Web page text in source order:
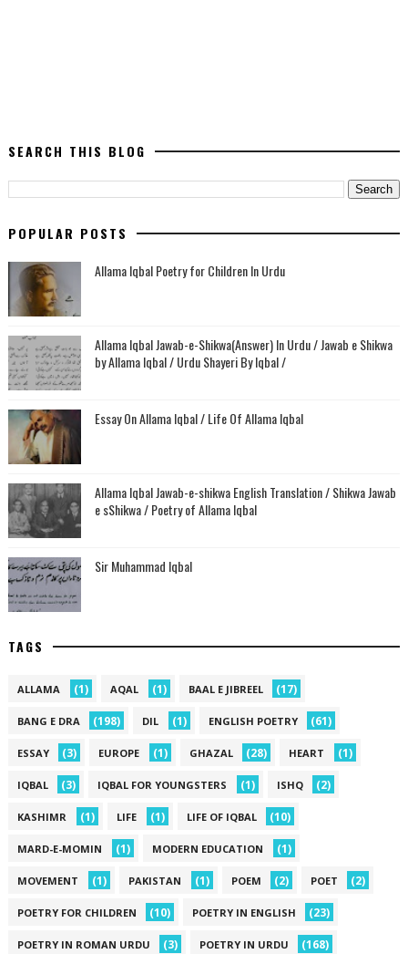
SEARCH THIS BLOG
POPULAR POSTS
Allama Iqbal Poetry for Children In Urdu
Allama Iqbal Jawab-e-Shikwa(Answer) In Urdu / Jawab e Shikwa
by Allama Iqbal / Urdu Shayeri By Iqbal /
Essay On Allama Iqbal / Life Of Allama Iqbal
Allama Iqbal Jawab-e-shikwa English Translation / Shikwa Jawab
e sShikwa / Poetry of Allama Iqbal
Sir Muhammad Iqbal
TAGS
ALLAMA (1) AQAL (1) BAAL E JIBREEL (17)
BANG E DRA (198) DIL (1) ENGLISH POETRY (61)
ESSAY (3) EUROPE (1) GHAZAL (28) HEART (1)
IQBAL (3) IQBAL FOR YOUNGSTERS (1) ISHQ (2)
KASHIMR (1) LIFE (1) LIFE OF IQBAL (10)
MARD-E-MOMIN (1) MODERN EDUCATION (1)
MOVEMENT (1) PAKISTAN (1) POEM (2) POET (2)
POETRY FOR CHILDREN (10) POETRY IN ENGLISH (23)
POETRY IN ROMAN URDU (3) POETRY IN URDU (168)